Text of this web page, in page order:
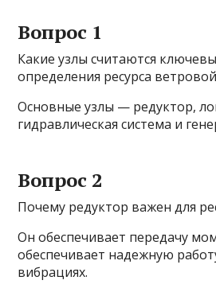
Вопрос 1
Какие узлы считаются
определения ресурса
Основные узлы — редуктор,
гидравлическая система и
Вопрос 2
Почему редуктор важен для
Он обеспечивает передачу
обеспечивает надежную
вибрациях.